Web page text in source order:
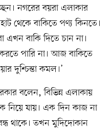
নগরের বয়রা এলাকার
থেকে বাকিতে পণ্য কিনতে।
এখন বাকি দিতে চান না।
পারি না। আজ বাকিতে
দুশ্চিন্তা কমল।’
বলেন, বিভিন্ন এলাকায়
নিয়ে যায়। এক দিন কাজ না
থাকে। তখন মুদিদোকান